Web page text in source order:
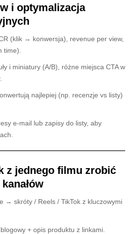
i optymalizacja
(klik → konwersja), revenue per view,
time).
i miniatury (A/B), różne miejsca CTA w
najlepiej (np. recenzje vs listy)
e-mail lub zapisy do listy, aby
z jednego filmu zrobić
→ skróty / Reels / TikTok z kluczowymi
+ opis produktu z linkami.